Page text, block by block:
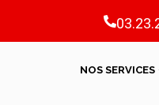
NOS SERVICES